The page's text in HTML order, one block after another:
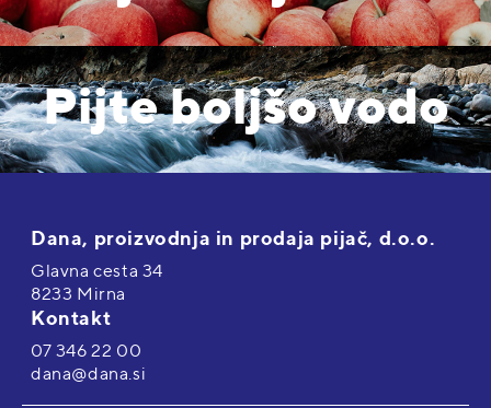
Pijte boljšo vodo
Dana, proizvodnja in prodaja pijač, d.o.o.
Glavna cesta 34
8233 Mirna
Kontakt
07 346 22 00
dana@dana.si